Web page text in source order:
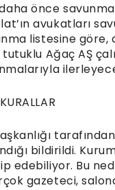
önce
avukatları
listesine
Ağaç AŞ
bildirildi.
edebiliyor. Bu
gazeteci,